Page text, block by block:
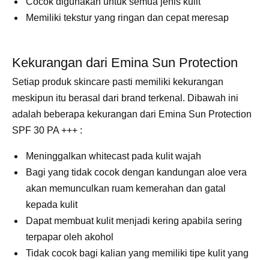
Memiliki tekstur yang ringan dan cepat meresap
Kekurangan dari Emina Sun Protection
Setiap produk skincare pasti memiliki kekurangan
meskipun itu berasal dari brand terkenal. Dibawah ini
adalah beberapa kekurangan dari Emina Sun Protection
SPF 30 PA +++ :
Meninggalkan whitecast pada kulit wajah
Bagi yang tidak cocok dengan kandungan aloe vera
akan memunculkan ruam kemerahan dan gatal
kepada kulit
Dapat membuat kulit menjadi kering apabila sering
terpapar oleh akohol
Tidak cocok bagi kalian yang memiliki tipe kulit yang